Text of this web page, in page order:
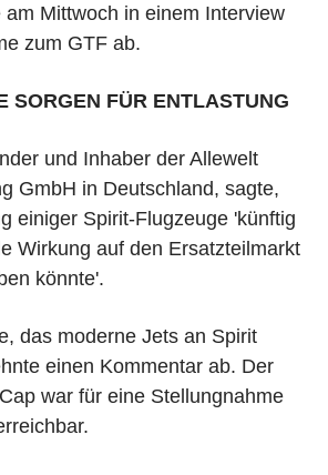
Mittwoch in einem Interview
zum GTF ab.
SORGEN FÜR ENTLASTUNG
und Inhaber der Allewelt
GmbH in Deutschland, sagte,
einiger Spirit-Flugzeuge 'künftig
Wirkung auf den Ersatzteilmarkt
könnte'.
das moderne Jets an Spirit
einen Kommentar ab. Der
war für eine Stellungnahme